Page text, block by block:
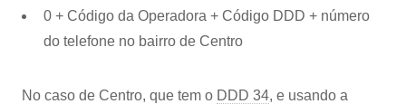
0 + Código da Operadora + Código DDD + número
do telefone no bairro de Centro
No caso de Centro, que tem o DDD 34, e usando a